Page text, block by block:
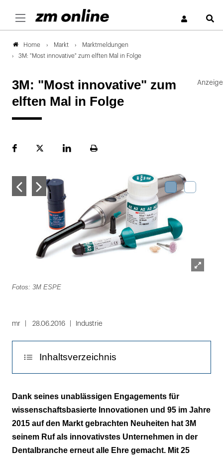
Home Markt
Marktmeldungen
3M: "Most innovative" zum elften Mal in Folge
3M: "Most innovative" zum
elften Mal in Folge
FacebookPlattformLinekdInSeite
Fotos: 3M ESPE
1mr 28.06.2016 Industrie
Inhaltsverzeichnis
Verbesserung durch Wissenschaft
Innovationsschmiede 3M
Dank seines unablässigen Engagements für
wissenschaftsbasierte Innovationen und 95 im Jahre
2015 auf den Markt gebrachten Neuheiten hat 3M
seinem Ruf als innovativstes Unternehmen in der
Dentalbranche erneut alle Ehre gemacht. Mit 25